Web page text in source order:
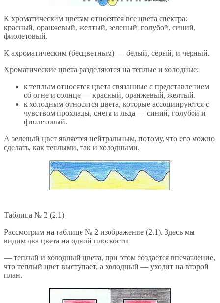
К хроматическим цветам относятся все цвета спектра:
красный, оранжевый, желтый, зеленый, голубой, синий,
фиолетовый.
К ахроматическим (бесцветным) — белый, серый, и черный.
Хроматические цвета разделяются на теплые и холодные:
к теплым относятся цвета связанные с представлением
об огне и солнце — красный, оранжевый, желтый.
к холодным относятся цвета, которые ассоциируются с
чувством прохлады, снега и льда — синий, голубой и
фиолетовый.
А зеленый цвет является нейтральным, потому, что его можно
сделать, как теплыми, так и холодными.
Таблица № 2 (2.1)
Рассмотрим на таблице № 2 изображение (2.1). Здесь мы
видим два цвета на одной плоскости
— теплый и холодный цвета, при этом создается впечатление,
что теплый цвет выступает, а холодный — уходит на второй
план.